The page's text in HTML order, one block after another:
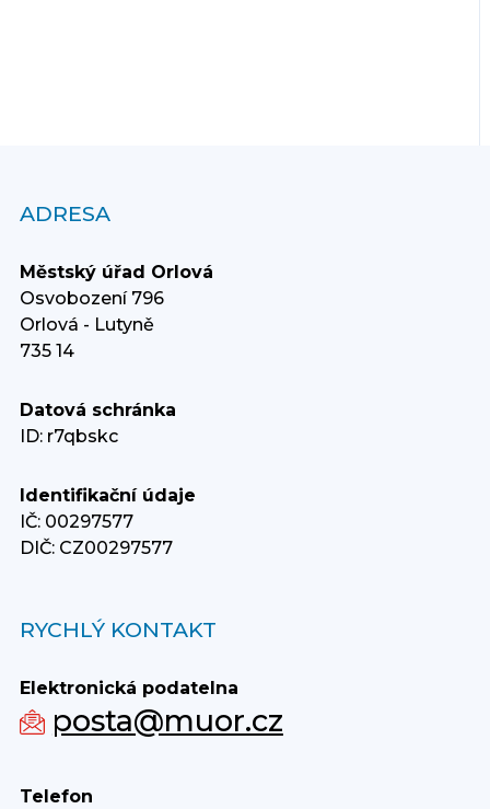
ADRESA
Městský úřad Orlová
Osvobození 796
Orlová - Lutyně
735 14
Datová schránka
ID: r7qbskc
Identifikační údaje
IČ: 00297577
DIČ: CZ00297577
RYCHLÝ KONTAKT
Elektronická podatelna
posta@muor.cz
Telefon